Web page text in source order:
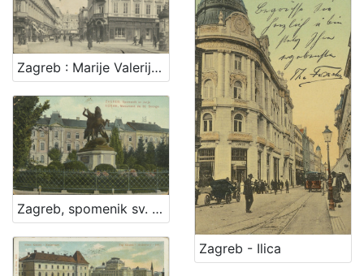
Zagreb - Ilica
Zagreb : Marije Valerije ulica
Zagreb, spomenik sv. Jurja = Agram, monument de St. George